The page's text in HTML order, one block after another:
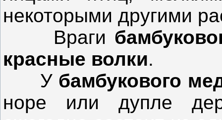
некоторыми другими
Враги
красные волки.
У бамбукового
норе или дупле